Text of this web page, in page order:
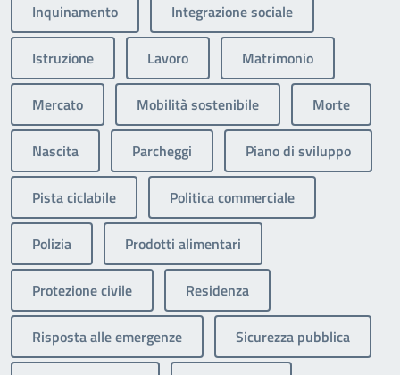
Inquinamento Integrazione sociale
Istruzione Lavoro Matrimonio
Mercato Mobilità sostenibile Morte
Nascita Parcheggi Piano di sviluppo
Pista ciclabile Politica commerciale
Polizia Prodotti alimentari
Protezione civile Residenza
Risposta alle emergenze Sicurezza pubblica